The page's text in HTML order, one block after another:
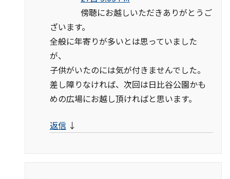
傍聴にお越しいただきありがとうご
ざいます。
全般に年寄りが多いとは思っていました
が、
子供がいたのには気が付きませんでした。
差し障りなければ、次回は日比谷公園かも
めの広場にお越し頂ければと思います。
返信 ↓